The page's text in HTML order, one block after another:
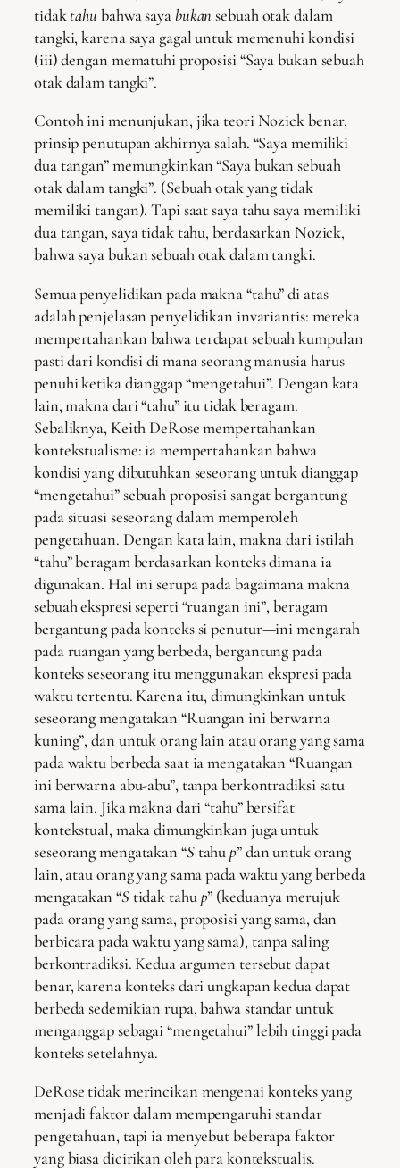
tidaktahu bahwa saya bukan sebuah otak dalam
tangki, karena saya gagal untuk memenuhi kondisi
(iii) dengan mematuhi proposisi “Saya bukan sebuah
otak dalam tangki”.
Contoh ini menunjukan, jika teori Nozick benar,
prinsip penutupan akhirnya salah. “Saya memiliki
dua tangan” memungkinkan “Saya bukan sebuah
otak dalam tangki”. (Sebuah otak yang tidak
memiliki tangan). Tapi saat saya tahu saya memiliki
dua tangan, saya tidak tahu, berdasarkan Nozick,
bahwa saya bukan sebuah otak dalam tangki.
Semua penyelidikan pada makna “tahu” di atas
adalah penjelasan penyelidikan invariantis: mereka
mempertahankan bahwa terdapat sebuah kumpulan
pasti dari kondisi di mana seorang manusia harus
penuhi ketika dianggap “mengetahui”. Dengan kata
lain, makna dari “tahu” itu tidak beragam.
Sebaliknya, Keith DeRose mempertahankan
kontekstualisme: ia mempertahankan bahwa
kondisi yang dibutuhkan seseorang untuk dianggap
“mengetahui” sebuah proposisi sangat bergantung
pada situasi seseorang dalam memperoleh
pengetahuan. Dengan kata lain, makna dari istilah
“tahu” beragam berdasarkan konteks dimana ia
digunakan. Hal ini serupa pada bagaimana makna
sebuah ekspresi seperti “ruangan ini”, beragam
bergantung pada konteks si penutur—ini mengarah
pada ruangan yang berbeda, bergantung pada
konteks seseorang itu menggunakan ekspresi pada
waktu tertentu. Karena itu, dimungkinkan untuk
seseorang mengatakan “Ruangan ini berwarna
kuning”, dan untuk orang lain atau orang yang sama
pada waktu berbeda saat ia mengatakan “Ruangan
ini berwarna abu-abu”, tanpa berkontradiksi satu
sama lain. Jika makna dari “tahu” bersifat
kontekstual, maka dimungkinkan juga untuk
seseorang mengatakan “Stahup” dan untuk orang
lain, atau orang yang sama pada waktu yang berbeda
mengatakan “Stidak tahup” (keduanya merujuk
pada orang yang sama, proposisi yang sama, dan
berbicara pada waktu yang sama), tanpa saling
berkontradiksi. Kedua argumen tersebut dapat
benar, karena konteks dari ungkapan kedua dapat
berbeda sedemikian rupa, bahwa standar untuk
menganggap sebagai “mengetahui” lebih tinggi pada
konteks setelahnya.
DeRose tidak merincikan mengenai konteks yang
menjadi faktor dalam mempengaruhi standar
pengetahuan, tapi ia menyebut beberapa faktor
yang biasa dicirikan oleh para kontekstualis.